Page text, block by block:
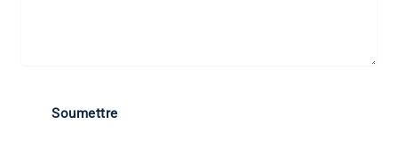
Soumettre